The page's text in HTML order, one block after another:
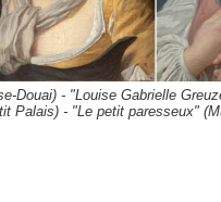
Douai) - "Louise Gabrielle
Palais) - "Le petit paresseux"